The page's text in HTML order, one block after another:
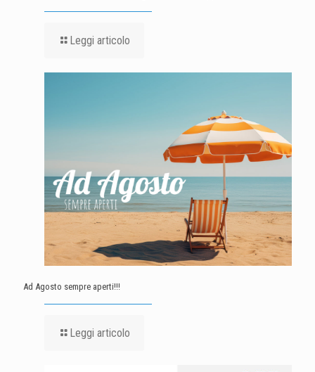
Leggi articolo
Ad Agosto sempre aperti!!!
Leggi articolo